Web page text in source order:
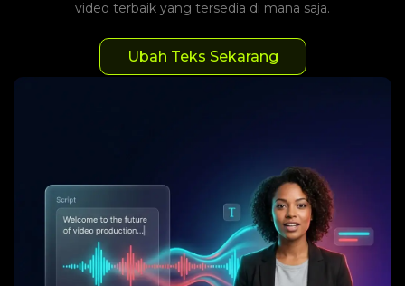
video terbaik yang tersedia di mana saja.
Ubah Teks Sekarang